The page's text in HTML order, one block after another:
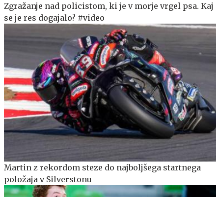
Zgražanje nad policistom, ki je v morje vrgel psa. Kaj
se je res dogajalo? #video
Martin z rekordom steze do najboljšega startnega
položaja v Silverstonu